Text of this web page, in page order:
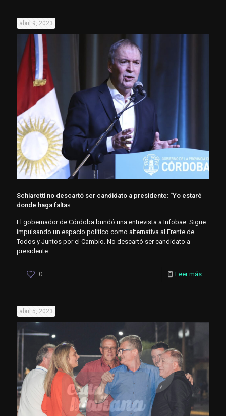
abril 9, 2023
Schiaretti no descartó ser candidato a presidente: “Yo estaré
donde haga falta»
El gobernador de Córdoba brindó una entrevista a Infobae. Sigue
impulsando un espacio político como alternativa al Frente de
Todos y Juntos por el Cambio. No descartó ser candidato a
presidente.
0 Leer más
abril 5, 2023